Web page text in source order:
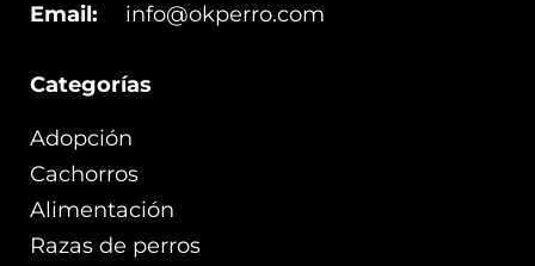
Categorías
Adopción
Cachorros
Alimentación
Razas de perros
Email:
info@okperro.com